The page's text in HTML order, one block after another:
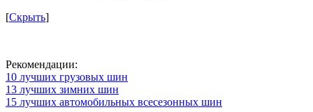
[Скрыть]
Рекомендации:
10 лучших грузовых шин
13 лучших зимних шин
15 лучших автомобильных всесезонных шин